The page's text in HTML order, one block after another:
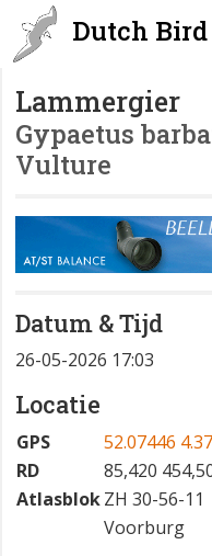
Dutch
Lammergier
Gypaetus
Vulture
Datum & Tijd
26-05-2026 17:03
Locatie
GPS
52.07446
RD
85,420
AtlasblokZH 30-56-11
Voorburg